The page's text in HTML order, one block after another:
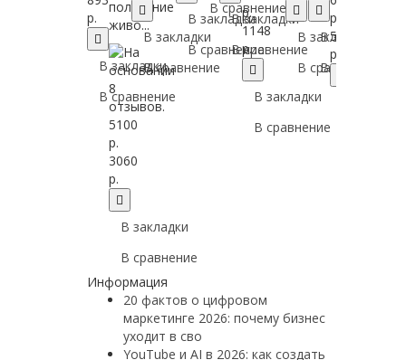
р.
В закладки
В сравнение
получение
живо...
5100
р.
3060
р.
В закладки
В сравнение
В закладки
В сравнение
В закладки
В сравнение
В сравнение
В закладки
В сравнение
р.
1148
р.
В закладки
В сравнение
В закладки
В сравнение
В закладки
В сравнение
р.
587
р.
Информация
20 фактов о цифровом
маркетинге 2026: почему бизнес
уходит в сво
YouTube и AI в 2026: как создать